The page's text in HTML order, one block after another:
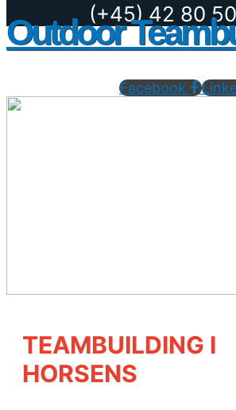
(+45) 42 80
Outdoor
Facebook
TEAMBUILDING I
HORSENS